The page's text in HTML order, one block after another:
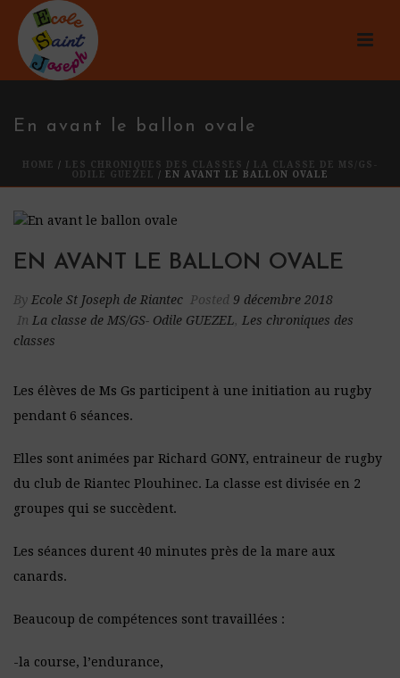
En avant le ballon ovale
HOME / LES CHRONIQUES DES CLASSES /
LA CLASSE DE MS/GS-
ODILE GUEZEL
/ EN AVANT LE BALLON OVALE
EN AVANT LE BALLON OVALE
By Ecole St Joseph de Riantec Posted 9 décembre 2018
In La classe de MS/GS- Odile GUEZEL, Les chroniques des
classes
Les élèves de Ms Gs participent à une initiation au rugby
pendant 6 séances.
Elles sont animées par Richard GONY, entraineur de rugby
du club de Riantec Plouhinec. La classe est divisée en 2
groupes qui se succèdent.
Les séances durent 40 minutes près de la mare aux
canards.
Beaucoup de compétences sont travaillées :
-la course, l’endurance,